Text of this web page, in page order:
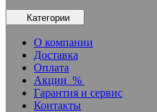
Категории
О компании
Доставка
Оплата
Акции %
Гарантия и сервис
Контакты